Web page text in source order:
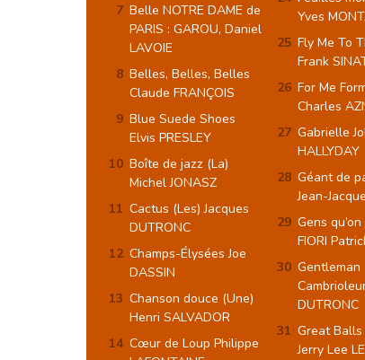
Belle NOTRE DAME de
PARIS : GAROU, Daniel
LAVOIE
Belles, Belles, Belles
Claude FRANÇOIS
Blue Suede Shoes
Elvis PRESLEY
Boîte de jazz (La)
Michel JONASZ
Cactus (Les) Jacques
DUTRONC
Champs-Élysées Joe
DASSIN
Chanson douce (Une)
Henri SALVADOR
Cœur de Loup Philippe
Yves
Fly Me To
Frank
For Me
Charles
Gabrielle
HALLYDAY
Géant de
Jean-
Gens
FIORI
Gentleman
DUTRONC
Great Balls
Jerry Lee